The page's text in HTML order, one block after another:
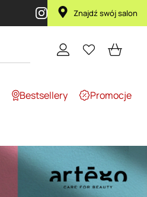
Znajdź swój salon
Bestsellery Promocje